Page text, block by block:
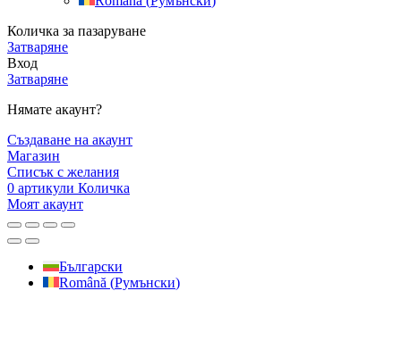
Количка за пазаруване
Затваряне
Вход
Затваряне
Нямате акаунт?
Създаване на акаунт
Магазин
Списък с желания
0 артикули Количка
Моят акаунт
Български
Română (Румънски)